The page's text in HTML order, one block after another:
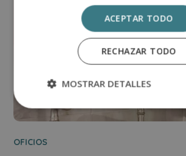
OFICIOS
ACEPTAR TODO
RECHAZAR TODO
MOSTRAR DETALLES